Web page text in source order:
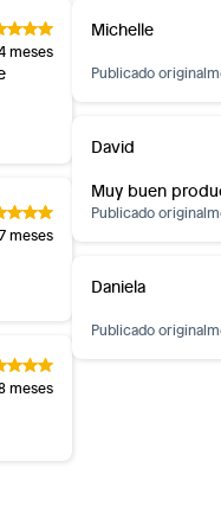
meses
meses
meses
Michelle
Publicado
David
Muy buen
Publicado
Daniela
Publicado